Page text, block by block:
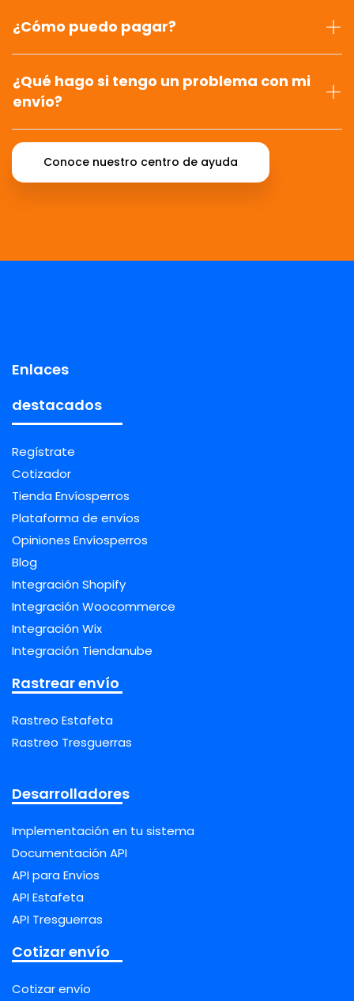
¿Cómo puedo pagar?
¿Qué hago si tengo un problema con mi
envío?
Conoce nuestro centro de ayuda
Enlaces
destacados
Regístrate
Cotizador
Tienda Envíosperros
Plataforma de envíos
Opiniones Envíosperros
Blog
Integración Shopify
Integración Woocommerce
Integración Wix
Integración Tiendanube
Rastrear envío
Rastreo Estafeta
Rastreo Tresguerras
Desarrolladores
Implementación en tu sistema
Documentación API
API para Envíos
API Estafeta
API Tresguerras
Cotizar envío
Cotizar envío